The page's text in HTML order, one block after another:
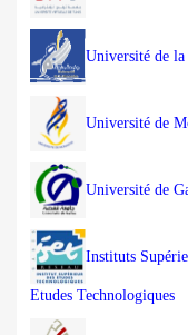
Université de la
Université de
Université de
Instituts
Etudes Technologiques